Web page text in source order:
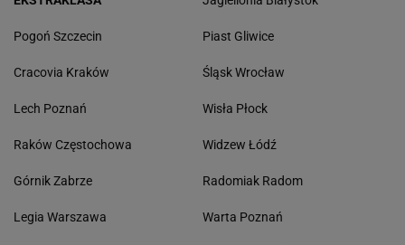
Pogoń Szczecin
Cracovia Kraków
Lech Poznań
Raków Częstochowa
Górnik Zabrze
Legia Warszawa
Piast Gliwice
Śląsk Wrocław
Wisła Płock
Widzew Łódź
Radomiak Radom
Warta Poznań